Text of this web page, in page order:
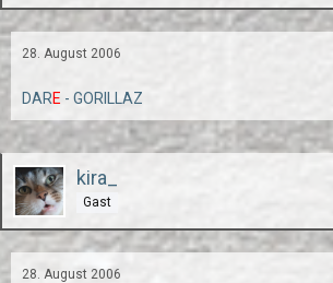
28. August 2006
DARE - GORILLAZ
kira_
Gast
28. August 2006